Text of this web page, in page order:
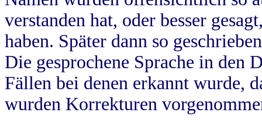
verstanden hat, oder besser
haben. Später dann so
Die gesprochene Sprache in
Fällen bei denen erkannt wurde,
wurden Korrekturen